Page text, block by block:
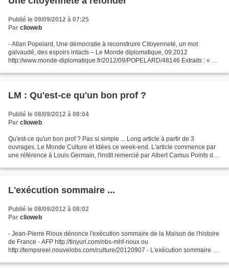
Publié le 09/09/2012 à 07:25
Par clioweb
- Allan Popelard, Une démocratie à reconstruire Citoyenneté, un mot
galvaudé, des espoirs intacts – Le Monde diplomatique, 09.2012
http://www.monde-diplomatique.fr/2012/09/POPELARD/48146 Extraits : « Le
LM : Qu'est-ce qu'un bon prof ?
Publié le 08/09/2012 à 08:04
Par clioweb
Qu'est-ce qu'un bon prof ? Pas si simple ... Long article à partir de 3
ouvrages. Le Monde Culture et Idées ce week-end. L'article commence par
une référence à Louis Germain, l'instit remercié par Albert Camus Points de
L'exécution sommaire ...
Publié le 08/09/2012 à 08:02
Par clioweb
- Jean-Pierre Rioux dénonce l'exécution sommaire de la Maison de l'histoire
de France - AFP http://tinyurl.com/obs-mhf-rioux ou
http://tempsreel.nouvelobs.com/culture/20120907 - L'exécution sommaire du